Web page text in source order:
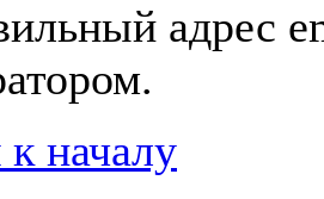
адрес
началу